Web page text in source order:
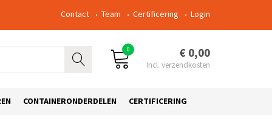
Contact Team Certificering Login
0 € 0,00
CONTAINERONDERDELEN CERTIFICERING